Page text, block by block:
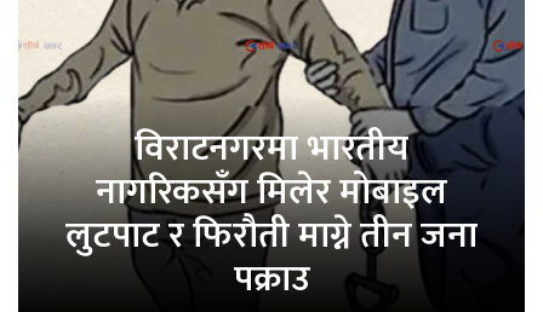
विराटनगरमा भारतीय
नागरिकसँग मिलेर मोबाइल
लुटपाट र फिरौती माग्ने तीन जना
पक्राउ